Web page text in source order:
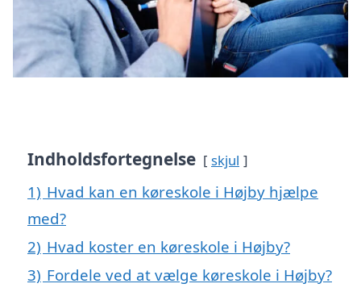
Indholdsfortegnelse skjul
1) Hvad kan en køreskole i Højby hjælpe
med?
2) Hvad koster en køreskole i Højby?
3) Fordele ved at vælge køreskole i Højby?